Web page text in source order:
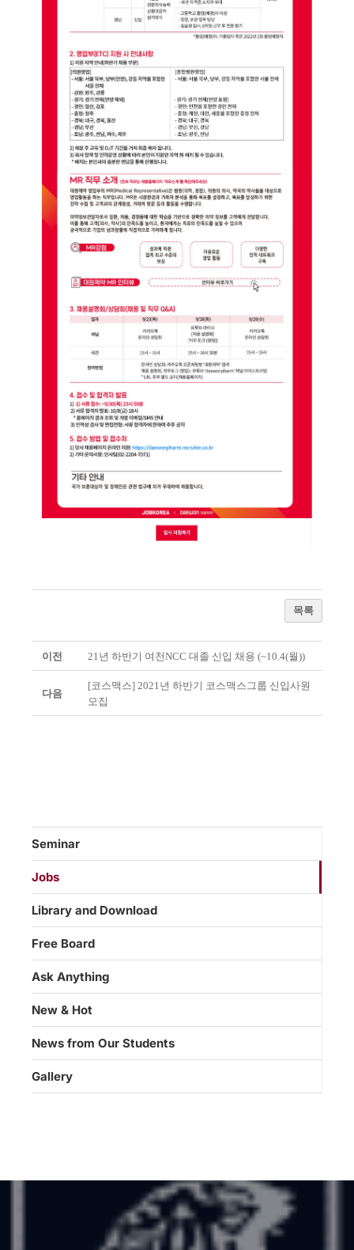
목록
이전 21년 하반기 여천NCC 대졸 신입 채용 (~10.4(월))
다음
[코스맥스] 2021년 하반기 코스맥스그룹 신입사원
모집
Seminar
Jobs
Library and Download
Free Board
Ask Anything
New & Hot
News from Our Students
Gallery